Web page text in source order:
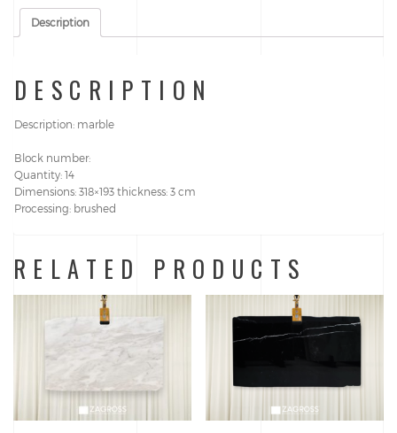
Description
DESCRIPTION
Description: marble
Block number:
Quantity: 14
Dimensions: 318×193 thickness: 3 cm
Processing: brushed
RELATED PRODUCTS